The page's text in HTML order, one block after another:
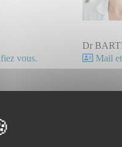
vous.
Dr
Mail
vous.
Mail